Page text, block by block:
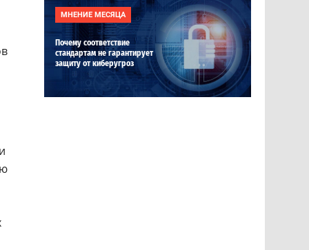
МНЕНИЕ МЕСЯЦА
Почему соответствие
стандартам не гарантирует
защиту от киберугроз